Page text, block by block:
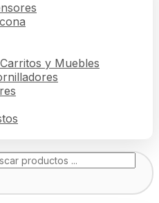
y Muebles